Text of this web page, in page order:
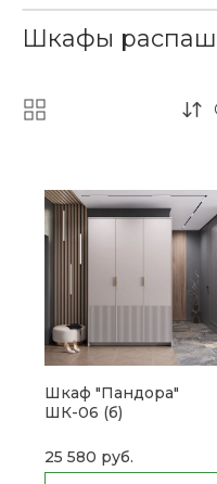
Шкафы
Шкаф "Пандора"
ШК-06 (б)
25 580 руб.